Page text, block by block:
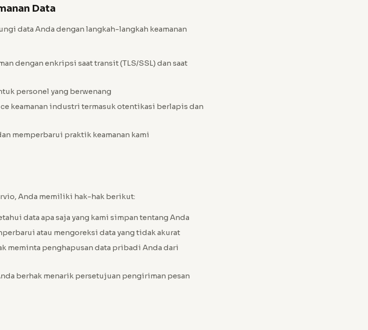
Data
data Anda dengan langkah-langkah keamanan
dengan enkripsi saat transit (TLS/SSL) dan saat
personel yang berwenang
keamanan industri termasuk otentikasi berlapis dan
memperbarui praktik keamanan kami
Anda memiliki hak-hak berikut:
data apa saja yang kami simpan tentang Anda
atau mengoreksi data yang tidak akurat
meminta penghapusan data pribadi Anda dari
berhak menarik persetujuan pengiriman pesan